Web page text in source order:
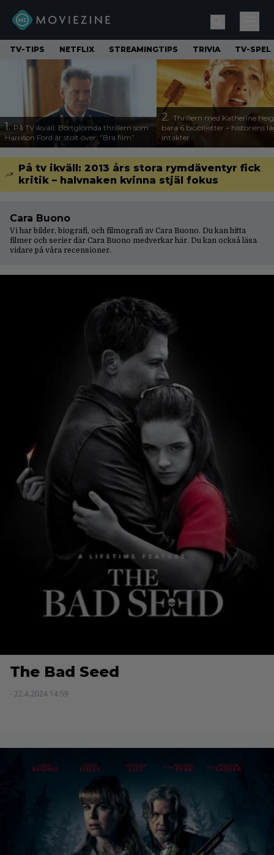
TV-TIPS NETFLIX STREAMINGTIPS TRIVIA TV-SPEL
1. På TV ikväll: Bortglömda thrillern som
Harrison Ford är stolt över: ”Bra film”
2. Thrillern med Katherine
bara 6 biobiljetter – historiens
intäkter
På tv ikväll: 2013 års stora rymdäventyr fick
kritik – halvnaken kvinna stjäl fokus
Cara Buono
Vi har bilder, biografi, och filmografi av Cara Buono. Du kan hitta
filmer och serier där Cara Buono medverkar här. Du kan också läsa
vidare på våra recensioner.
The Bad Seed
- 22.4.2024 14:59